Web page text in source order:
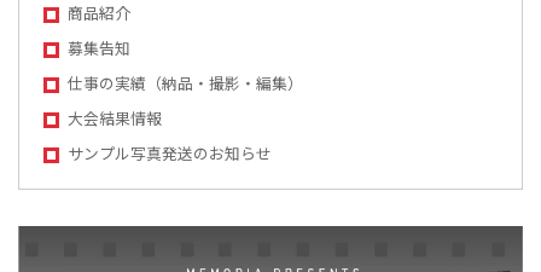
商品紹介
募集告知
仕事の実績（納品・撮影・編集）
大会結果情報
サンプル写真発送のお知らせ